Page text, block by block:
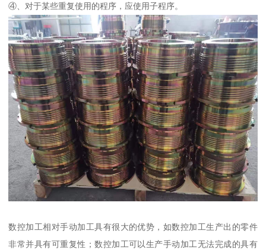
④、对于某些重复使用的程序，应使用子程序。
数控加工相对手动加工具有很大的优势，如数控加工生产出的零件
非常并具有可重复性；数控加工可以生产手动加工无法完成的具有